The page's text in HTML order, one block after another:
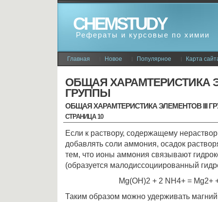
CHEMSTUDY
Рефераты и курсовые по химии
Главная Новое Популярное Карта
ОБЩАЯ ХАРАМТЕРИСТИКА
ГРУППЫ
ОБЩАЯ ХАРАМТЕРИСТИКА ЭЛЕМЕНТОВ III
СТРАНИЦА 10
Если к раствору, содержащему
добавлять соли аммония, осадок
тем, что ионы аммония связывают
(образуется малодиссоциированный
Мg(ОН)2 + 2 NН4+ = Мg2+
Таким образом можно удерживать